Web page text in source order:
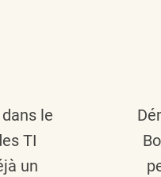
le
TI
un